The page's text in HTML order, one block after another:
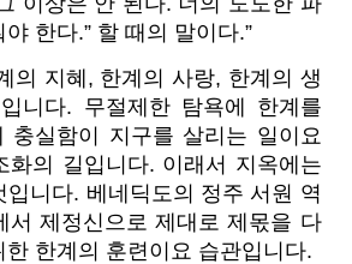
한다.” 할 때의 말이다.”
의 지혜, 한계의 사랑, 한계의 생
니다. 무절제한 탐욕에 한계를
충실함이 지구를 살리는 일이요
화의 길입니다. 이래서 지옥에는
입니다. 베네딕도의 정주 서원 역
서 제정신으로 제대로 제몫을 다
한계의 훈련이요 습관입니다.